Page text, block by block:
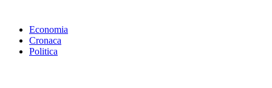
Economia
Cronaca
Politica